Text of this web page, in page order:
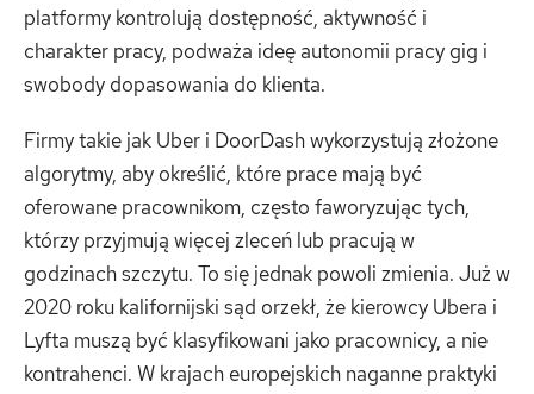
platformy kontrolują dostępność, aktywność i
charakter pracy, podważa ideę autonomii pracy gig i
swobody dopasowania do klienta.
Firmy takie jak Uber i DoorDash wykorzystują złożone
algorytmy, aby określić, które prace mają być
oferowane pracownikom, często faworyzując tych,
którzy przyjmują więcej zleceń lub pracują w
godzinach szczytu. To się jednak powoli zmienia. Już w
2020 roku kalifornijski sąd orzekł, że kierowcy Ubera i
Lyfta muszą być klasyfikowani jako pracownicy, a nie
kontrahenci. W krajach europejskich naganne praktyki